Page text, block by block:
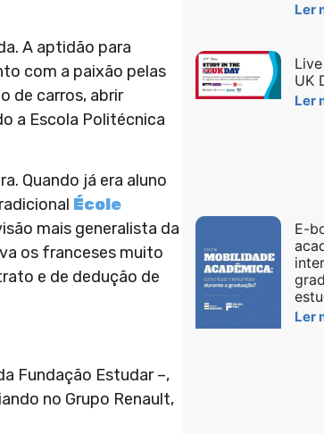
A aptidão para
com a paixão pelas
de carros, abrir
a Escola Politécnica
Quando já era aluno
École
mais generalista da
os franceses muito
e de dedução de
Fundação Estudar –,
no Grupo Renault,
Ler
UK
Ler
E-
Ler